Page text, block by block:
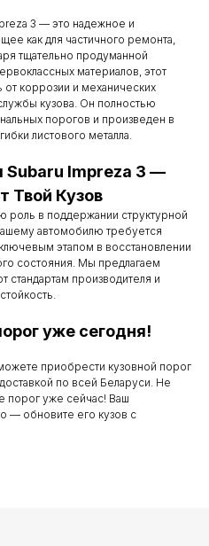
3 — это надежное и
как для частичного ремонта,
тщательно продуманной
материалов, этот
коррозии и механических
кузова. Он полностью
порогов и произведен в
листового металла.
Subaru Impreza 3 —
Твой Кузов
роль в поддержании структурной
автомобилю требуется
этапом в восстановлении
состояния. Мы предлагаем
стандартам производителя и
уже сегодня!
приобрести кузовной порог
по всей Беларуси. Не
порог уже сейчас! Ваш
— обновите его кузов с